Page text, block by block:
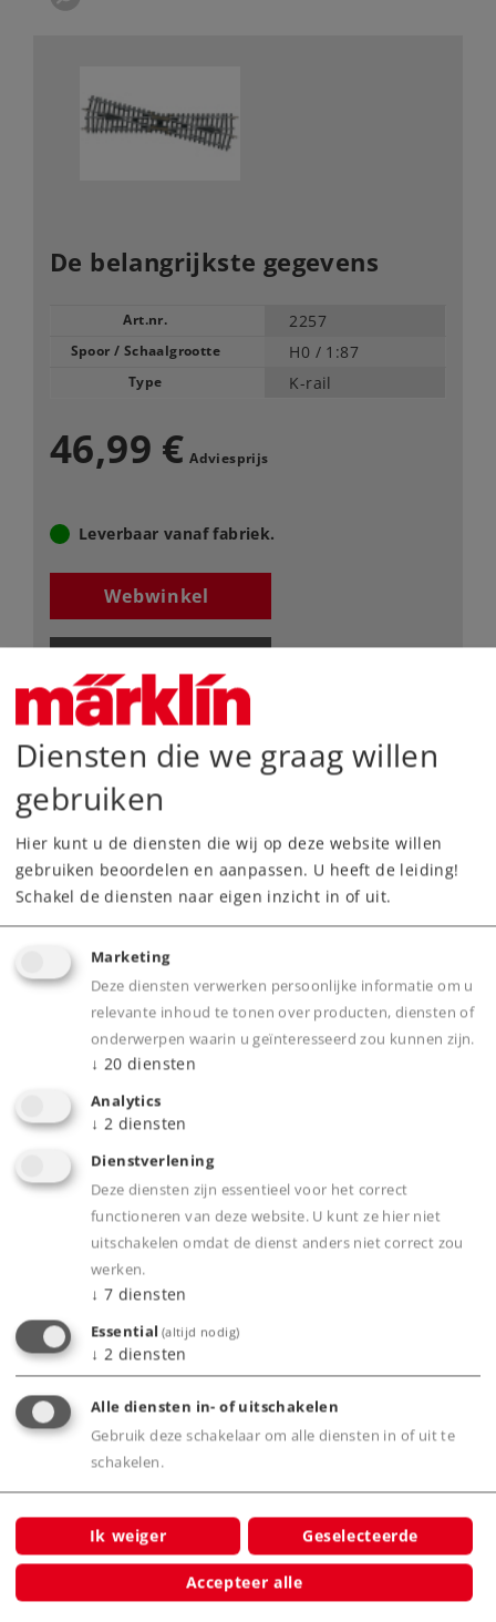
De belangrijkste gegevens
Art.nr. 2257
Spoor / Schaalgrootte H0 / 1:87
Type K-rail
46,99 € Adviesprijs
Leverbaar vanaf fabriek.
Webwinkel
Downloads
Highlights
Voorbeeldgetrouwe massieve railstaven,
nauwkeurig gegraveerde dwarsliggers zonder
bedding
beproefde middelleider-systeem
combineren met metalen (M) rails is er de
overgangsrail 2291
Product
Productinfo
Bijbehorende producten
Diensten die we graag willen
gebruiken
Hier kunt u de diensten die wij op deze website willen
gebruiken beoordelen en aanpassen. U heeft de leiding!
Schakel de diensten naar eigen inzicht in of uit.
Marketing
Deze diensten verwerken persoonlijke informatie om u
relevante inhoud te tonen over producten, diensten of
onderwerpen waarin u geïnteresseerd zou kunnen zijn.
↓ 20 diensten
Analytics
↓ 2 diensten
Dienstverlening
Deze diensten zijn essentieel voor het correct
functioneren van deze website. U kunt ze hier niet
uitschakelen omdat de dienst anders niet correct zou
werken.
↓ 7 diensten
Essential (altijd nodig)
↓ 2 diensten
Alle diensten in- of uitschakelen
Gebruik deze schakelaar om alle diensten in of uit te
schakelen.
Ik weiger Geselecteerde
Accepteer alle